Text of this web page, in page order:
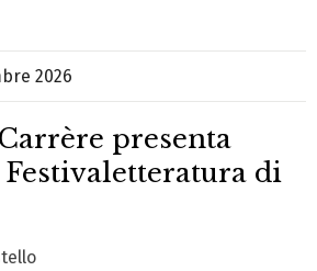
2026
presenta
Festivaletteratura di